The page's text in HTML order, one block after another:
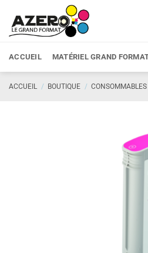
contenu
ACCUEIL MATÉRIEL GRAND
ACCUEIL / BOUTIQUE / CONSOMMABLES